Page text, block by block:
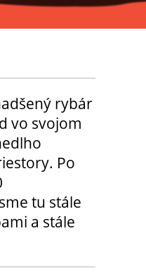
rybár
vo svojom
Po
tu stále
a stále